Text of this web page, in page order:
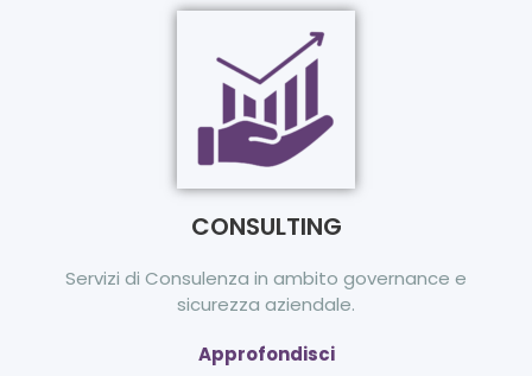
CONSULTING
Servizi di Consulenza in ambito governance e
sicurezza aziendale.
Approfondisci